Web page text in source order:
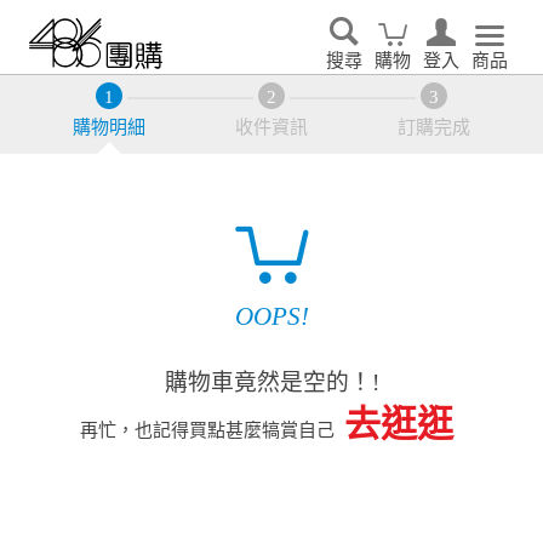
搜尋 購物 登入 商品
購物明細 收件資訊 訂購完成
OOPS!
購物車竟然是空的！!
再忙，也記得買點甚麼犒賞自己 去逛逛